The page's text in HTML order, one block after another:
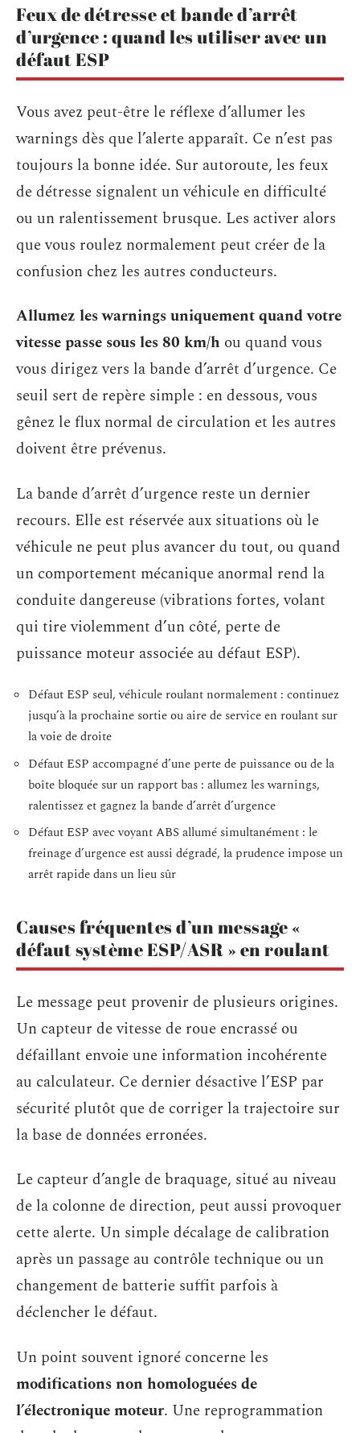
Feux de détresse et bande d’arrêt
d’urgence : quand les utiliser avec un
défaut ESP
Vous avez peut-être le réflexe d’allumer les
warnings dès que l’alerte apparaît. Ce n’est pas
toujours la bonne idée. Sur autoroute, les feux
de détresse signalent un véhicule en difficulté
ou un ralentissement brusque. Les activer alors
que vous roulez normalement peut créer de la
confusion chez les autres conducteurs.
Allumez les warnings uniquement quand votre
vitesse passe sous les 80 km/h ou quand vous
vous dirigez vers la bande d’arrêt d’urgence. Ce
seuil sert de repère simple : en dessous, vous
gênez le flux normal de circulation et les autres
doivent être prévenus.
La bande d’arrêt d’urgence reste un dernier
recours. Elle est réservée aux situations où le
véhicule ne peut plus avancer du tout, ou quand
un comportement mécanique anormal rend la
conduite dangereuse (vibrations fortes, volant
qui tire violemment d’un côté, perte de
puissance moteur associée au défaut ESP).
Défaut ESP seul, véhicule roulant normalement : continuez
jusqu’à la prochaine sortie ou aire de service en roulant sur
la voie de droite
Défaut ESP accompagné d’une perte de puissance ou de la
boîte bloquée sur un rapport bas : allumez les warnings,
ralentissez et gagnez la bande d’arrêt d’urgence
Défaut ESP avec voyant ABS allumé simultanément : le
freinage d’urgence est aussi dégradé, la prudence impose un
arrêt rapide dans un lieu sûr
Causes fréquentes d’un message «
défaut système ESP/ASR » en roulant
Le message peut provenir de plusieurs origines.
Un capteur de vitesse de roue encrassé ou
défaillant envoie une information incohérente
au calculateur. Ce dernier désactive l’ESP par
sécurité plutôt que de corriger la trajectoire sur
la base de données erronées.
Le capteur d’angle de braquage, situé au niveau
de la colonne de direction, peut aussi provoquer
cette alerte. Un simple décalage de calibration
après un passage au contrôle technique ou un
changement de batterie suffit parfois à
déclencher le défaut.
Un point souvent ignoré concerne les
modifications non homologuées de
l’électronique moteur. Une reprogrammation